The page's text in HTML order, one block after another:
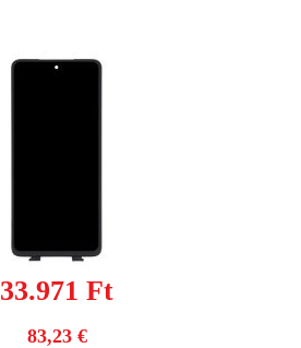
33.971 Ft
83,23 €